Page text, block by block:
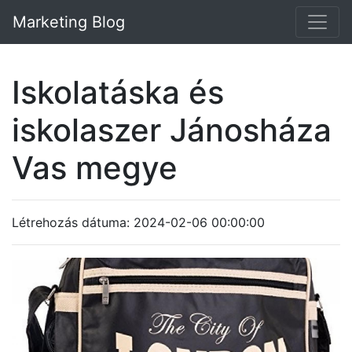
Marketing Blog
Iskolatáska és
iskolaszer Jánosháza
Vas megye
Létrehozás dátuma: 2024-02-06 00:00:00